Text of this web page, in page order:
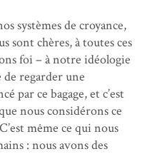
systèmes de croyance,
sont chères, à toutes ces
foi – à notre idéologie
regarder une
par ce bagage, et c’est
nous considérons ce
même ce qui nous
: nous avons des